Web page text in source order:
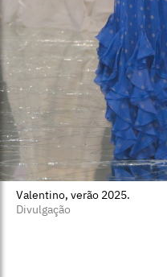
Valentino, verão 2025.
Divulgação